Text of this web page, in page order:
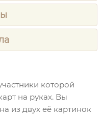
которой
на руках. Вы
из двух её картинок